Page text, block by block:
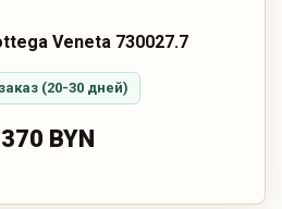
Veneta 730027.7
(20-30 дней)
BYN